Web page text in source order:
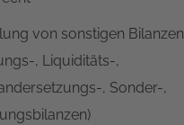
von sonstigen Bilanzen
, Liquiditäts-,
, Sonder-,